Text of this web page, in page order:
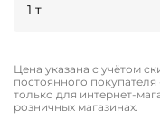
1 т
Цена указана с учётом
постоянного
только для интернет-
розничных магазинах.